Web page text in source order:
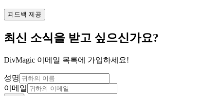
피드백 제공
최신 소식을 받고 싶으신가요?
DivMagic 이메일 목록에 가입하세요!
성명
이메일